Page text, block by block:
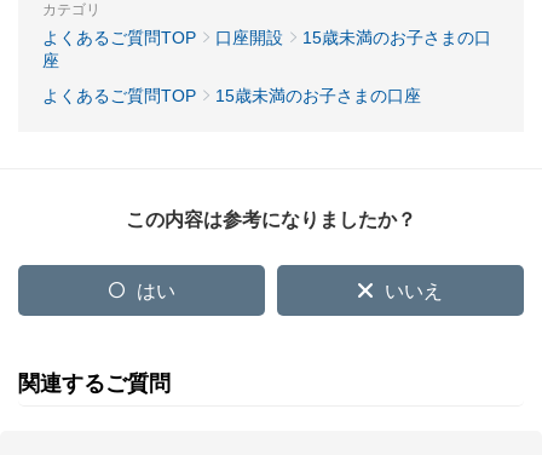
カテゴリ
よくあるご質問TOP 口座開設
15歳未満のお子さまの口
座
よくあるご質問TOP
15歳未満のお子さまの口座
この内容は参考になりましたか？
はい いいえ
関連するご質問